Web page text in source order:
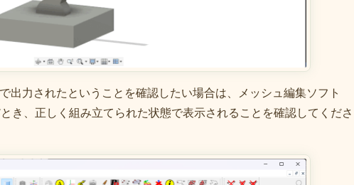
出力されたということを確認したい場合は、メッシュ編集ソフト
き、正しく組み立てられた状態で表示されることを確認してくださ